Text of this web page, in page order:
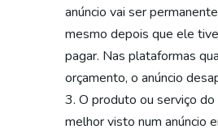
anúncio vai ser
mesmo depois que ele
pagar. Nas plataformas
orçamento, o anúncio
O produto ou serviço
melhor visto num anúncio